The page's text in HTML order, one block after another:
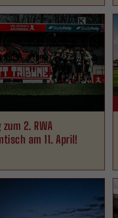
2. RWA
am 11. April!